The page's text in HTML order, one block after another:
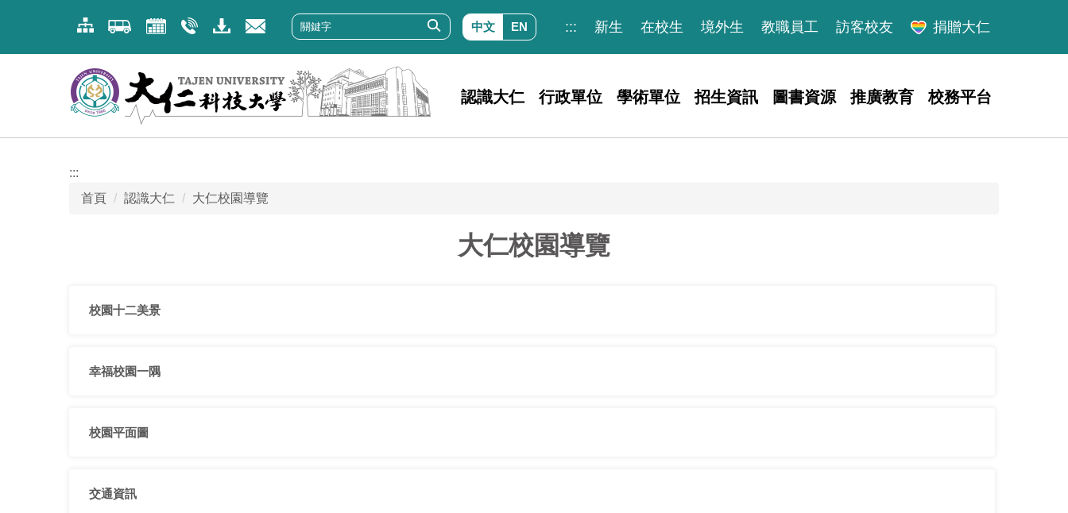
中文 EN ::: 新生 在校生 境外生 教職員工 訪客校友 捐贈大仁
認識大仁 行政單位 學術單位 招生資訊 圖書資源 推廣教育 校務平台
:::
首頁
認識大仁 大仁校園導覽
大仁校園導覽
校園十二美景
幸福校園一隅
校園平面圖
交通資訊